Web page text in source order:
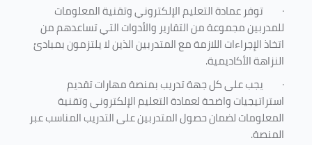
· توفر عمادة التعليم الإلكتروني وتقنية المعلومات
للمدربين مجموعة من التقارير والأدوات التي تساعدهم من
اتخاذ الإجراءات اللازمة مع المتدربين الذين لا يلتزمون بمبادئ
النزاهة الأكاديمية.
· يجب على كل جهة تدريب بمنصة مهارات تقديم
استراتيجيات واضحة لعمادة التعليم الإلكتروني وتقنية
المعلومات لضمان حصول المتدربين على التدريب المناسب عبر
المنصة.